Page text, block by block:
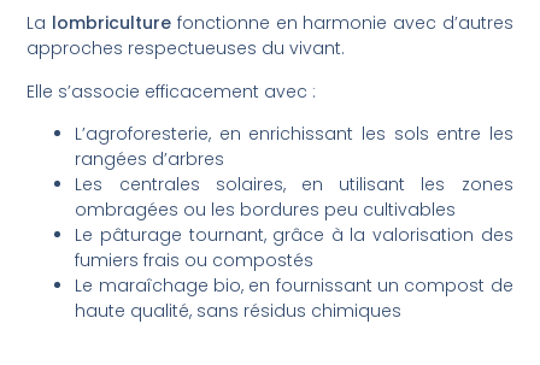
La lombriculture fonctionne en harmonie avec d’autres
approches respectueuses du vivant.
Elle s’associe efficacement avec :
L’agroforesterie, en enrichissant les sols entre les
rangées d’arbres
Les centrales solaires, en utilisant les zones
ombragées ou les bordures peu cultivables
Le pâturage tournant, grâce à la valorisation des
fumiers frais ou compostés
Le maraîchage bio, en fournissant un compost de
haute qualité, sans résidus chimiques